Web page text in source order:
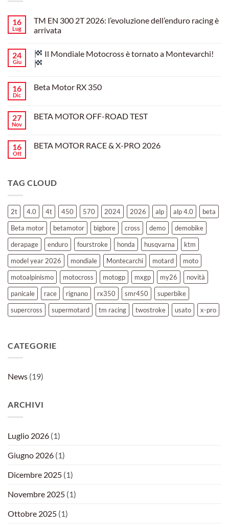
16
Lug
TM EN 300 2T 2026: l’evoluzione dell’enduro racing è
arrivata
su
TM
EN
2026:
è
arrivata
24
Giu
Il Mondiale Motocross è tornato a Montevarchi!
su
Motocross
è
16
Dic
Beta Motor RX 350
Beta
27
Nov
BETA MOTOR OFF-ROAD TEST
BETA
16
Ott
BETA MOTOR RACE & X-PRO 2026
MOTOR
PRO
2026
TAG CLOUD
2t 4.0 4t 450 570 2024 2026 alp alp 4.0
beta
Beta motor
betamotor bigbore cross demo
demobike
derapage
enduro fourstroke honda husqvarna
ktm
model year 2026
mondiale Montecarchi motard
moto
motoalpinismo
motocross motogp mxgp my26
novità
panicale
race rignano rx350 smr450
superbike
supercross
supermotard tm racing twostroke usato x-pro
CATEGORIE
News (19)
ARCHIVI
Luglio 2026 (1)
Giugno 2026 (1)
Dicembre 2025 (1)
Novembre 2025 (1)
Ottobre 2025 (1)